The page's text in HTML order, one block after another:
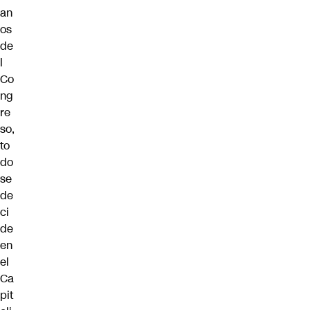
an
os
de
l
Co
ng
re
so,
to
do
se
de
ci
de
en
el
Ca
pit